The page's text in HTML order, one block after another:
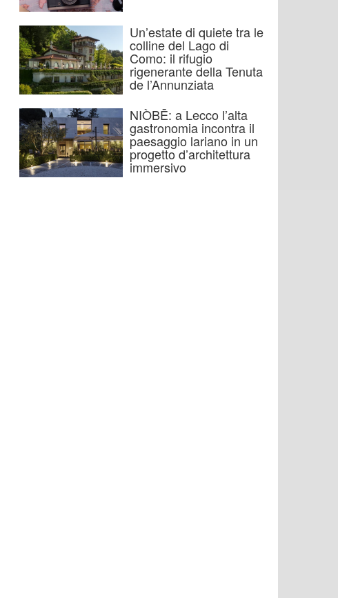
Un’estate di quiete tra le
colline del Lago di
Como: il rifugio
rigenerante della Tenuta
de l’Annunziata
NIÒBĒ: a Lecco l’alta
gastronomia incontra il
paesaggio lariano in un
progetto d’architettura
immersivo